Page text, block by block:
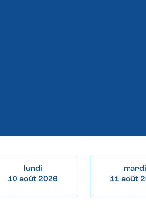
lundi
10 août 2026
mardi
11 août